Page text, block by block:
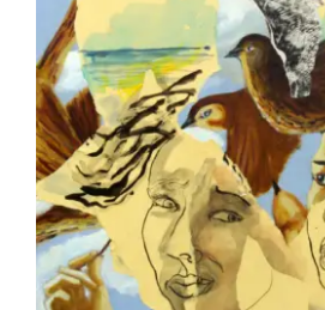
BETREMIEUX